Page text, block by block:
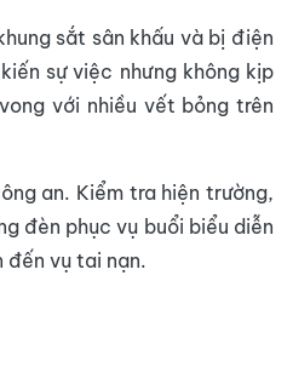
sắt sân khấu và bị điện
sự việc nhưng không kịp
với nhiều vết bỏng trên
an. Kiểm tra hiện trường,
đèn phục vụ buổi biểu diễn
đến vụ tai nạn.